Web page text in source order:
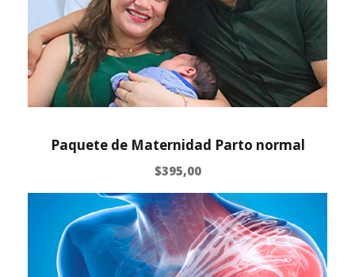
Paquete de Maternidad Parto normal
$395,00